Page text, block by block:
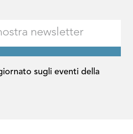
sugli eventi della